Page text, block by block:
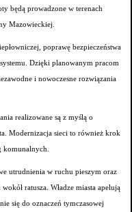
będą prowadzone w terenach
Mazowieckiej.
poprawę bezpieczeństwa
Dzięki planowanym pracom
i nowoczesne rozwiązania
realizowane są z myślą o
Modernizacja sieci to również krok
komunalnych.
utrudnienia w ruchu pieszym oraz
ratusza. Władze miasta apelują
się do oznaczeń tymczasowej